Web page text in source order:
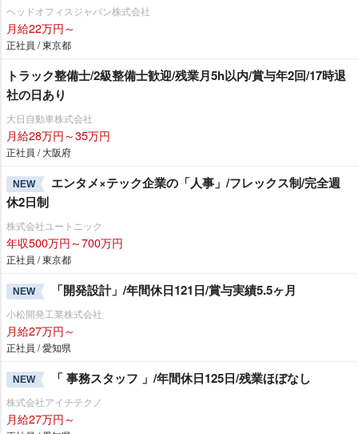
ヘッドオフィスジャパン株式会社
月給22万円～
正社員 / 東京都
トラック整備士/2級整備士歓迎/残業月5h以内/賞与年2回/17時退
社の日あり
大日自動車株式会社
月給28万円～35万円
正社員 / 大阪府
NEW
エンタメ×テック企業の「人事」/フレックス制/完全週
休2日制
株式会社ユートニック
年収500万円～700万円
正社員 / 東京都
NEW 「開発設計」/年間休日121日/賞与実績5.5ヶ月
小松開発工業株式会社
月給27万円～
正社員 / 愛知県
NEW 「 事務スタッフ 」/年間休日125日/残業ほぼなし
株式会社アイチテクノ
月給27万円～